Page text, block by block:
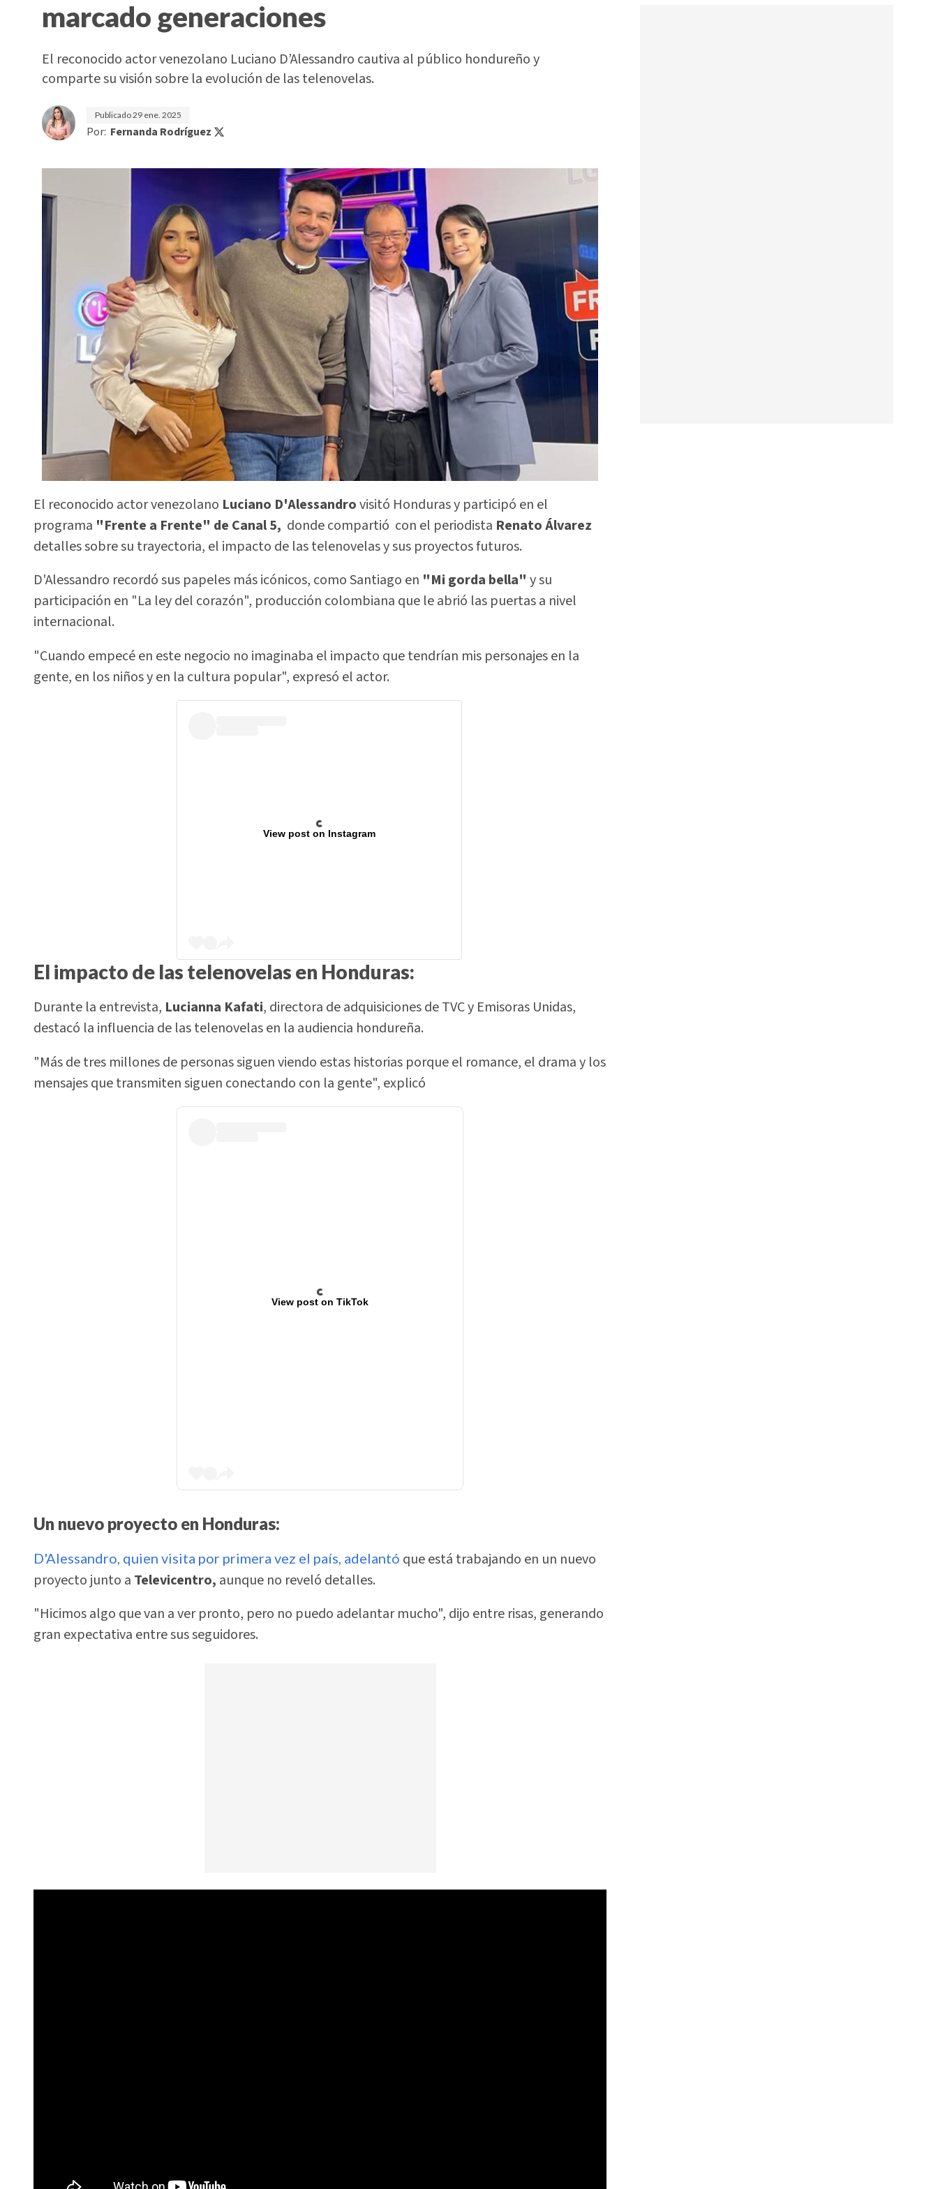
marcado generaciones
El reconocido actor venezolano Luciano D’Alessandro cautiva al público hondureño y
comparte su visión sobre la evolución de las telenovelas.
Publicado29 ene. 2025
Por: Fernanda Rodríguez
El reconocido actor venezolano Luciano D'Alessandrovisitó Honduras y participó en el
programa "Frente a Frente" de Canal 5, donde compartió con el periodista Renato Álvarez
detalles sobre su trayectoria, el impacto de las telenovelas y sus proyectos futuros.
D'Alessandro recordó sus papeles más icónicos, como Santiago en "Mi gorda bella" y su
participación en "La ley del corazón", producción colombiana que le abrió las puertas a nivel
internacional.
"Cuando empecé en este negocio no imaginaba el impacto que tendrían mis personajes en la
gente, en los niños y en la cultura popular", expresó el actor.
View post on Instagram
El impacto de las telenovelas en Honduras:
Durante la entrevista, Lucianna Kafati, directora de adquisiciones de TVC y Emisoras Unidas,
destacó la influencia de las telenovelas en la audiencia hondureña.
"Más de tres millones de personas siguen viendo estas historias porque el romance, el drama y los
mensajes que transmiten siguen conectando con la gente", explicó
View post on TikTok
Un nuevo proyecto en Honduras:
D'Alessandro, quien visita por primera vez el país, adelantó que está trabajando en un nuevo
proyecto junto a Televicentro, aunque no reveló detalles.
"Hicimos algo que van a ver pronto, pero no puedo adelantar mucho", dijo entre risas, generando
gran expectativa entre sus seguidores.